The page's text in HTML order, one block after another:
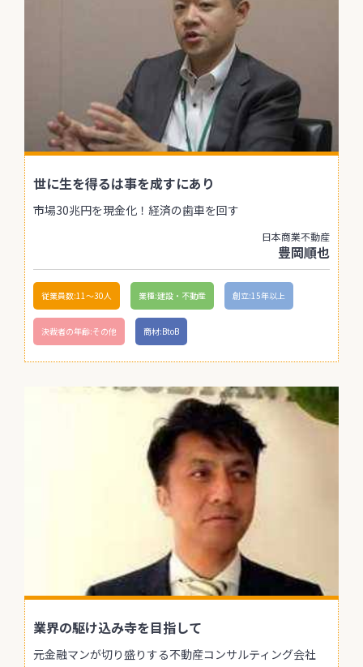
世に生を得るは事を成すにあり
市場30兆円を現金化！経済の歯車を回す
日本商業不動産
豊岡順也
従業員数:11〜30人 業種:建設・不動産 創立:15年以上
決裁者の年齢:その他 商材:BtoB
業界の駆け込み寺を目指して
元金融マンが切り盛りする不動産コンサルティング会社